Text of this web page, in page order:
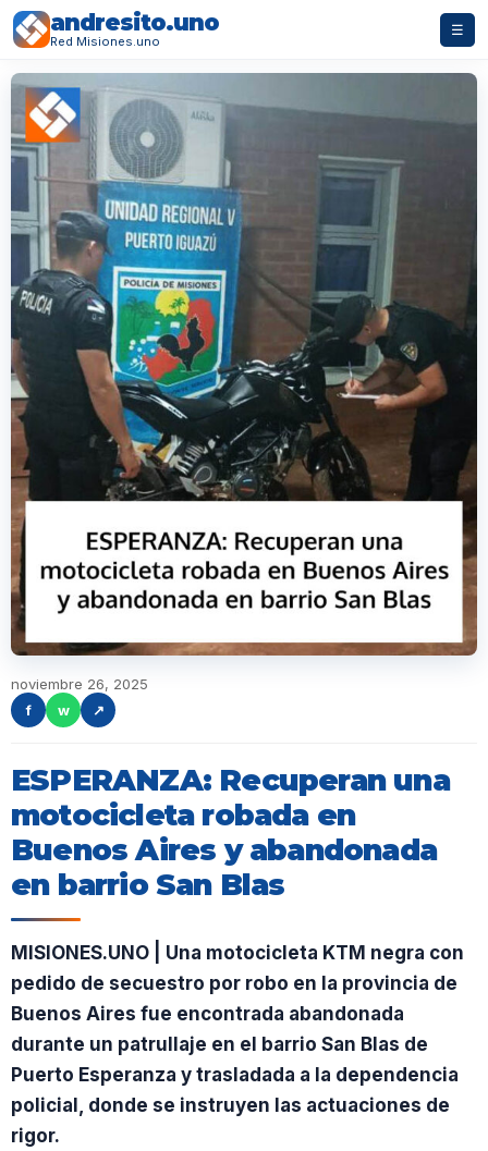
andresito.uno
Red Misiones.uno
☰
noviembre 26, 2025
f
w ↗
ESPERANZA: Recuperan una
motocicleta robada en
Buenos Aires y abandonada
en barrio San Blas
MISIONES.UNO | Una motocicleta KTM negra con
pedido de secuestro por robo en la provincia de
Buenos Aires fue encontrada abandonada
durante un patrullaje en el barrio San Blas de
Puerto Esperanza y trasladada a la dependencia
policial, donde se instruyen las actuaciones de
rigor.